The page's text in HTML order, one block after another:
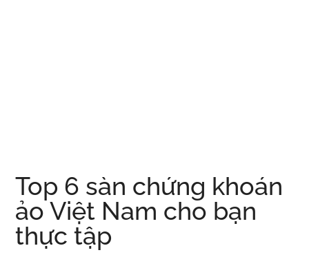
Top 6 sàn chứng khoán
ảo Việt Nam cho bạn
thực tập